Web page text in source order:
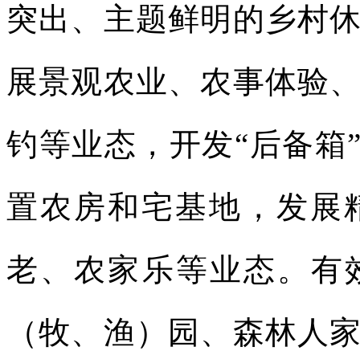
突出、主题鲜明的乡村
展景观农业、农事体验
钓等业态，开发“后备箱
置农房和宅基地，发展
老、农家乐等业态。有
（牧、渔）园、森林人